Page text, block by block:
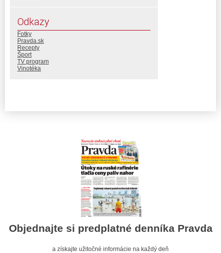
Odkazy
Fotky
Pravda.sk
Recepty
Šport
TV program
Vinotéka
Objednajte si predplatné denníka Pravda
a získajte užitočné informácie na každý deň